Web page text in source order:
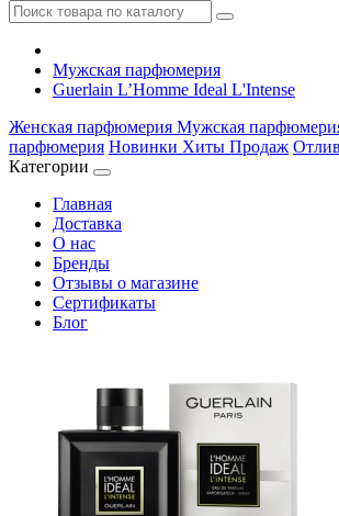
Мужская парфюмерия
Guerlain L’Homme Ideal L'Intense
Женская парфюмерия Мужская
парфюмерия Новинки Хиты Продаж
Категории
Главная
Доставка
О нас
Бренды
Отзывы о магазине
Сертификаты
Блог